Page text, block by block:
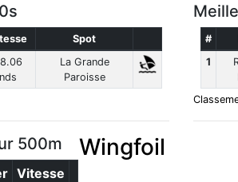
Spot
nds
La Grande
Paroisse
#
1
500m
Vitesse
Wingfoil